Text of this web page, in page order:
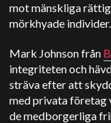
mot mänskliga
mörkhyade individer.
Mark Johnson från
integriteten och
sträva efter att
med privata företag
de medborgerliga